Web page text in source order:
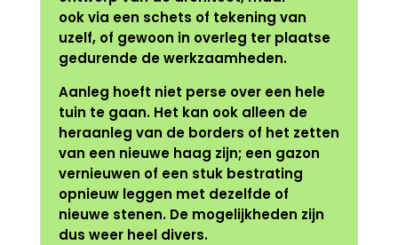
ook via een schets of tekening van
uzelf, of gewoon in overleg ter plaatse
gedurende de werkzaamheden.
Aanleg hoeft niet perse over een hele
tuin te gaan. Het kan ook alleen de
heraanleg van de borders of het zetten
van een nieuwe haag zijn; een gazon
vernieuwen of een stuk bestrating
opnieuw leggen met dezelfde of
nieuwe stenen. De mogelijkheden zijn
dus weer heel divers.